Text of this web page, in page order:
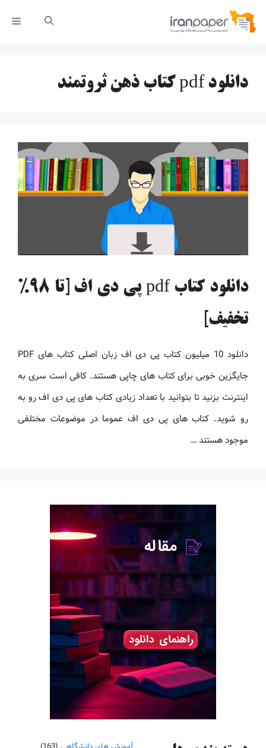
پرش
دانلود pdf کتاب ذهن ثروتمند
دانلود کتاب pdf پی دی اف [تا 98%
تخفیف]
دانلود 10 میلیون کتاب پی دی اف زبان اصلی کتاب های PDF
جایگزین خوبی برای کتاب های چاپی هستند. کافی است سری به
اینترنت بزنید تا بتوانید با تعداد زیادی کتاب های پی دی اف رو به
رو شوید. کتاب های پی دی اف عموما در موضوعات مختلفی
موجود هستند …